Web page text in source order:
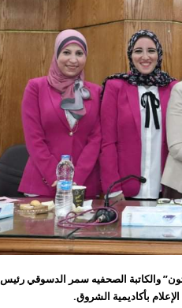
والكاتبة الصحفيه سمر الدسوقي رئيس
بأكاديمية الشروق.